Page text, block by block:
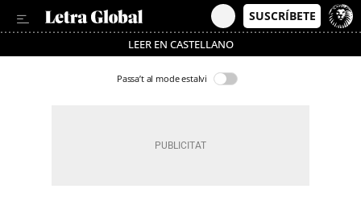
LEER EN CASTELLANO
Passa’t al mode estalvi